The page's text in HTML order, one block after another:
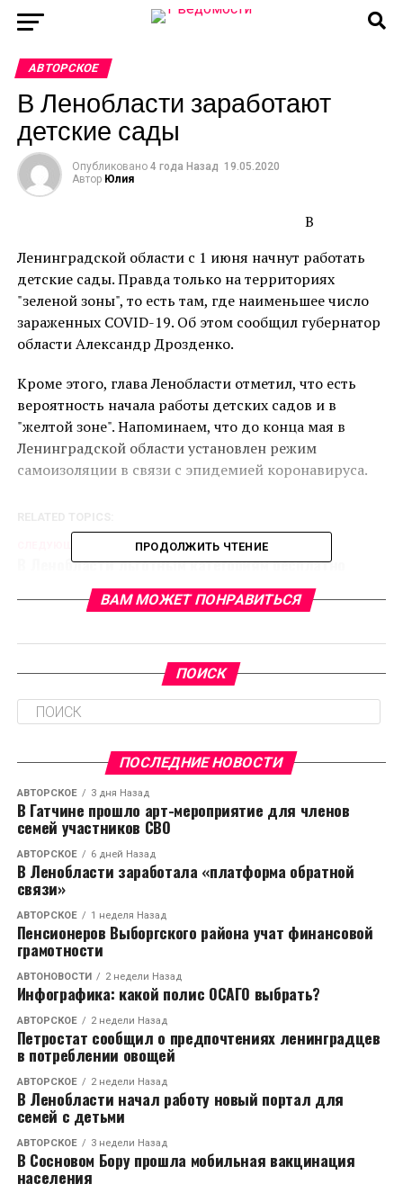
АВТОРСКОЕ
В Ленобласти заработают
детские сады
Опубликовано 4 года Назад 19.05.2020
Автор Юлия
В
Ленинградской области с 1 июня начнут работать
детские сады. Правда только на территориях
"зеленой зоны", то есть там, где наименьшее число
зараженных COVID-19. Об этом сообщил губернатор
области Александр Дрозденко.
Кроме этого, глава Ленобласти отметил, что есть
вероятность начала работы детских садов и в
"желтой зоне". Напоминаем, что до конца мая в
Ленинградской области установлен режим
самоизоляции в связи с эпидемией коронавируса.
В Ленобласти льготным категориям бесплатно
раздают маски
НЕ ПРОПУСТИТЕ
о смерти пациента
ПРОДОЛЖИТЬ ЧТЕНИЕ
ВАМ МОЖЕТ ПОНРАВИТЬСЯ
ПОИСК
ПОСЛЕДНИЕ НОВОСТИ
АВТОРСКОЕ 3 дня Назад
В Гатчине прошло арт-мероприятие для членов
семей участников СВО
АВТОРСКОЕ 6 дней Назад
В Ленобласти заработала «платформа обратной
связи»
АВТОРСКОЕ 1 неделя Назад
Пенсионеров Выборгского района учат финансовой
грамотности
АВТОНОВОСТИ 2 недели Назад
Инфографика: какой полис ОСАГО выбрать?
АВТОРСКОЕ 2 недели Назад
Петростат сообщил о предпочтениях ленинградцев
в потреблении овощей
АВТОРСКОЕ 2 недели Назад
В Ленобласти начал работу новый портал для
семей с детьми
АВТОРСКОЕ 3 недели Назад
В Сосновом Бору прошла мобильная вакцинация
населения